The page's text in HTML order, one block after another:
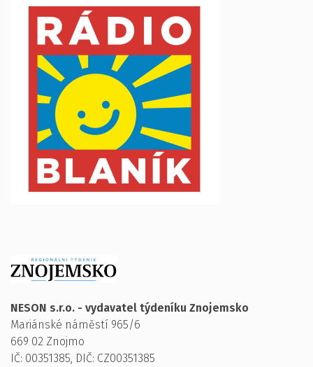
NESON s.r.o. - vydavatel týdeníku Znojemsko
Mariánské náměstí 965/6
669 02 Znojmo
IČ: 00351385, DIČ: CZ00351385